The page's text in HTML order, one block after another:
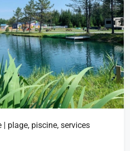
plage, piscine, services